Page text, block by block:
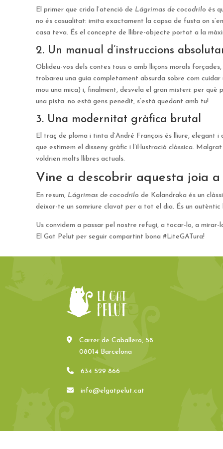
El primer que crida l’atenció de Lágrimas de cocodrilo és
no és casualitat: imita exactament la capsa de fusta on
casa teva. És el concepte de llibre-objecte portat a la
2. Un manual d’instruccions
Oblideu-vos dels contes tous o amb lliçons morals
trobareu una guia completament absurda sobre com
mou una mica) i, finalment, desvela el gran misteri: per
una pista: no està gens penedit, s’està quedant amb tu!
3. Una modernitat gràfica brutal
El traç de ploma i tinta d’André François és lliure, elegant i
que estimem el disseny gràfic i l’il·lustració clàssica.
voldrien molts llibres actuals.
Vine a descobrir aquesta joia
En resum, Lágrimas de cocodrilo de Kalandraka és un
deixar-te un somriure clavat per a tot el dia. És un autèntic
Us convidem a passar pel nostre refugi, a tocar-lo, a
El Gat Pelut per seguir compartint bona #LiteGATura!
Carrer de Caballero, 58
08014 Barcelona
634 529 866
info@elgatpelut.cat